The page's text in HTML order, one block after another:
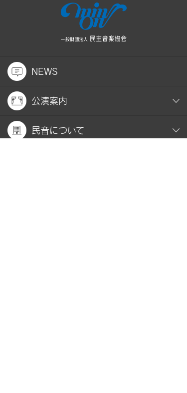
NEWS
公演案内
民音について